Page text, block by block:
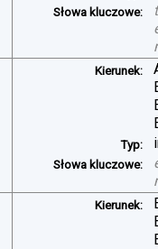
Słowa kluczowe:
Kierunek:
Typ:
Słowa kluczowe:
Kierunek: